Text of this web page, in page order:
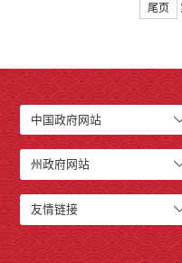
尾页
中国政府网站
州政府网站
友情链接